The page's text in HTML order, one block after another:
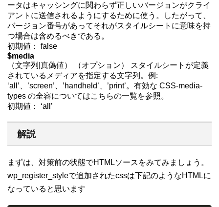
ータはキャッシングに関わらず正しいバージョンがクライ
アントに送信されるようにするために使う。したがって、
バージョン番号があってそれがスタイルシートに意味を持
つ場合は含めるべきである。
初期値： false
$media
（文字列|真偽値） （オプション） スタイルシートが定義
されているメディアを指定する文字列。例:
‘all’、’screen’、’handheld’、’print’。有効な CSS-media-
types の全容についてはこちらの一覧を参照。
初期値： ‘all’
解説
まずは、対策前の状態でHTMLソースをみてみましょう。
wp_register_styleで追加されたcssは下記のようなHTMLに
なっていると思います